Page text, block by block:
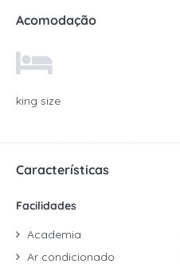
Acomodação
king size
Características
Facilidades
Academia
Ar condicionado